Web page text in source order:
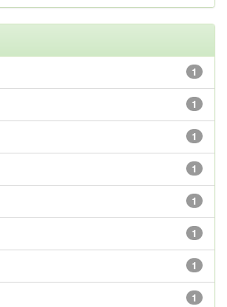
1
1
1
1
1
1
1
1